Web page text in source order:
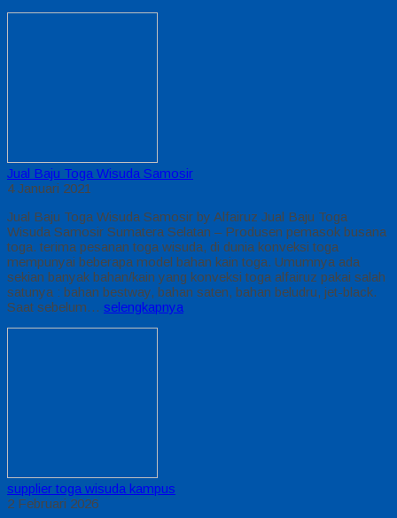
Jual Baju Toga Wisuda Samosir
4 Januari 2021
Jual Baju Toga Wisuda Samosir by Alfairuz Jual Baju Toga
Wisuda Samosir Sumatera Selatan – Produsen pemasok busana
toga. terima pesanan toga wisuda, di dunia konveksi toga
mempunyai beberapa model bahan kain toga. Umumnya ada
sekian banyak bahan/kain yang konveksi toga alfairuz pakai salah
satunya : bahan bestway, bahan saten, bahan beludru, jet-black.
Saat sebelum… selengkapnya
supplier toga wisuda kampus
2 Februari 2026